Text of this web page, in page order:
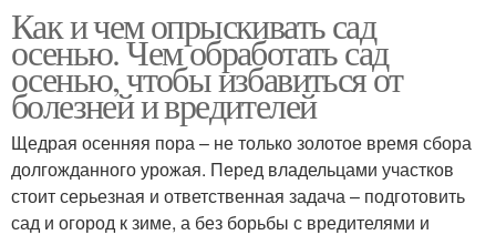
Как и чем опрыскивать сад
осенью. Чем обработать сад
осенью, чтобы избавиться от
болезней и вредителей
Щедрая осенняя пора – не только золотое время сбора
долгожданного урожая. Перед владельцами участков
стоит серьезная и ответственная задача – подготовить
сад и огород к зиме, а без борьбы с вредителями и